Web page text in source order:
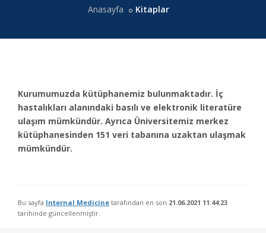
Anasayfa Kitaplar
Kurumumuzda kütüphanemiz bulunmaktadır. İç
hastalıkları alanındaki basılı ve elektronik literatüre
ulaşım mümkündür. Ayrıca Üniversitemiz merkez
kütüphanesinden 151 veri tabanına uzaktan ulaşmak
mümkündür.
Bu sayfa Internal Medicine tarafından en son 21.06.2021 11:44:23
tarihinde güncellenmiştir.